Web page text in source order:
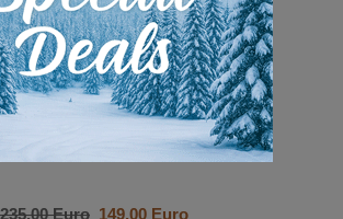
235,00 Euro149,00 Euro